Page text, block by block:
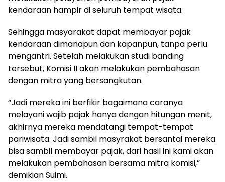
kendaraan hampir di seluruh tempat wisata.
Sehingga masyarakat dapat membayar pajak
kendaraan dimanapun dan kapanpun, tanpa perlu
mengantri. Setelah melakukan studi banding
tersebut, Komisi II akan melakukan pembahasan
dengan mitra yang bersangkutan.
“Jadi mereka ini berfikir bagaimana caranya
melayani wajib pajak hanya dengan hitungan menit,
akhirnya mereka mendatangi tempat-tempat
pariwisata. Jadi sambil masyrakat bersantai mereka
bisa sambil membayar pajak, dari hasil ini kami akan
melakukan pembahasan bersama mitra komisi,”
demikian Suimi.